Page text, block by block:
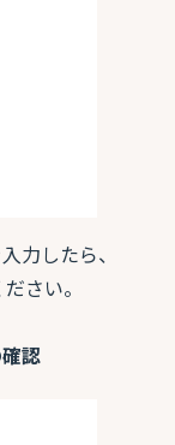
力したら、
さい。
認